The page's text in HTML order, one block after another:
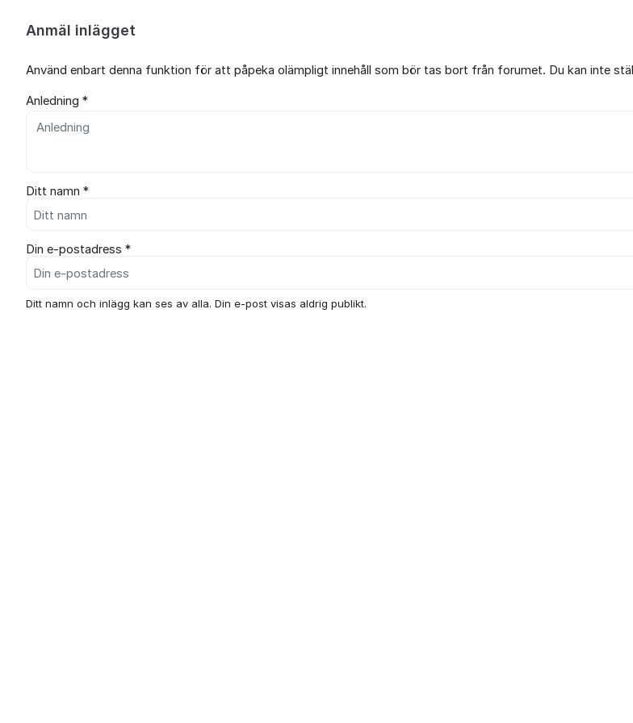
Anmäl inlägget
Använd enbart denna funktion för att påpeka olämpligt innehåll som bör tas bort från forumet. Du kan inte
Anledning *
Ditt namn *
Din e-postadress *
Ditt namn och inlägg kan ses av alla. Din e-post visas aldrig publikt.